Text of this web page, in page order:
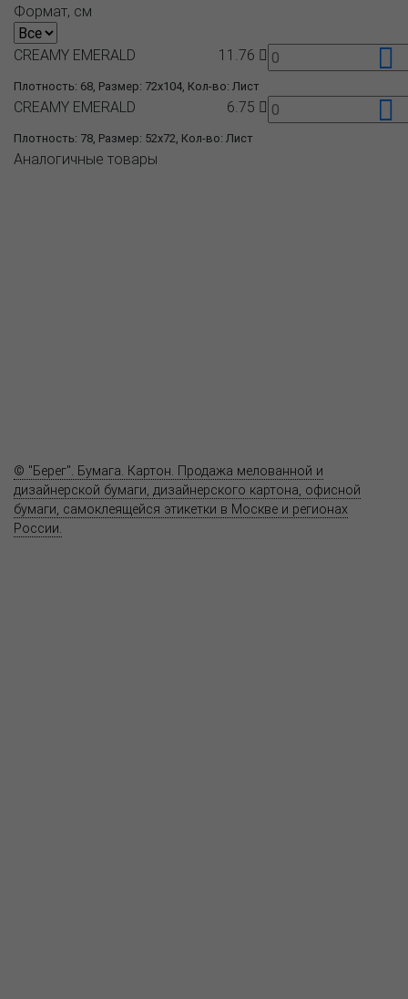
Формат, см
Плотность: 68, Размер: 72x104, Кол-во: Лист
CREAMY EMERALD 11.76
Плотность: 78, Размер: 52x72, Кол-во: Лист
CREAMY EMERALD 6.75
Аналогичные товары
© "Берег". Бумага. Картон. Продажа мелованной и
дизайнерской бумаги, дизайнерского картона, офисной
бумаги, самоклеящейся этикетки в Москве и регионах
России.